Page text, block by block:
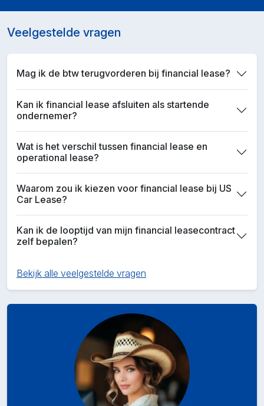
Veelgestelde vragen
Mag ik de btw terugvorderen bij financial lease?
Kan ik financial lease afsluiten als startende
ondernemer?
Wat is het verschil tussen financial lease en
operational lease?
Waarom zou ik kiezen voor financial lease bij US
Car Lease?
Kan ik de looptijd van mijn financial leasecontract
zelf bepalen?
Bekijk alle veelgestelde vragen